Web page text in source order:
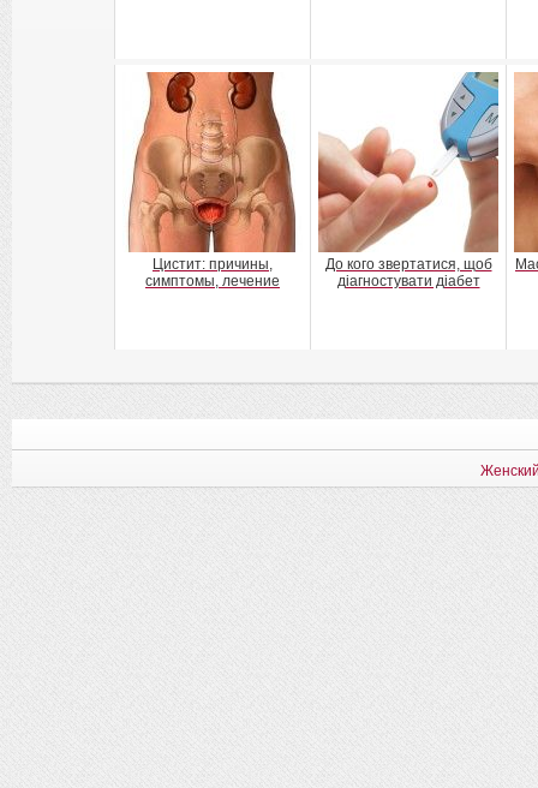
Цистит: причины,
симптомы, лечение
До кого звертатися, щоб
діагностувати діабет